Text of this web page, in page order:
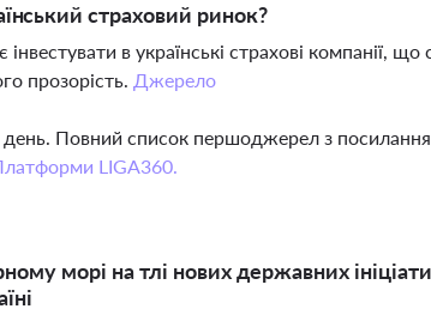
страховий ринок?
в українські страхові компанії, що
прозорість. Джерело
день. Повний список першоджерел з
LIGA360.
морі на тлі нових державних